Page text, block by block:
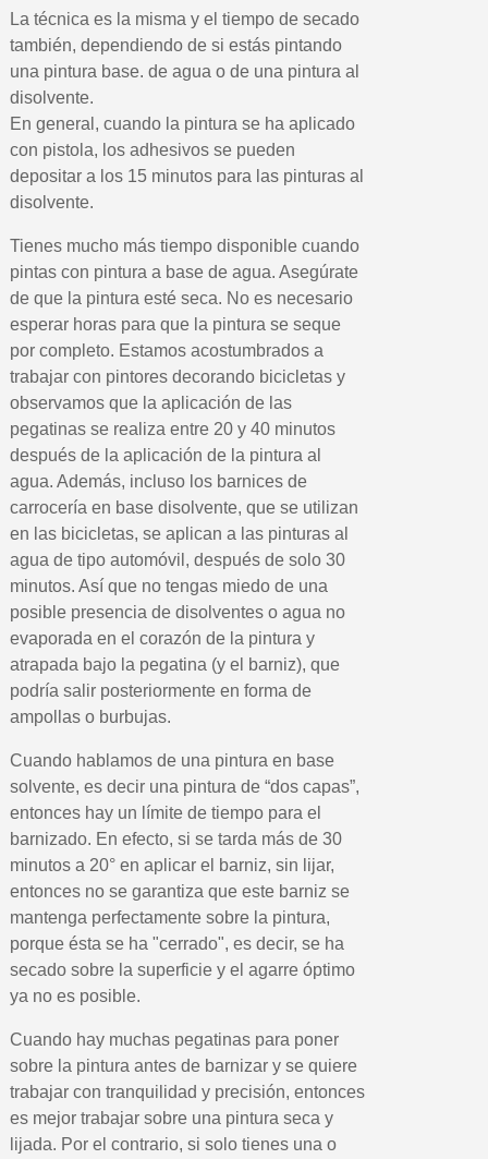
La técnica es la misma y el tiempo de secado
también, dependiendo de si estás pintando
una pintura base. de agua o de una pintura al
disolvente.
En general, cuando la pintura se ha aplicado
con pistola, los adhesivos se pueden
depositar a los 15 minutos para las pinturas al
disolvente.
Tienes mucho más tiempo disponible cuando
pintas con pintura a base de agua. Asegúrate
de que la pintura esté seca. No es necesario
esperar horas para que la pintura se seque
por completo. Estamos acostumbrados a
trabajar con pintores decorando bicicletas y
observamos que la aplicación de las
pegatinas se realiza entre 20 y 40 minutos
después de la aplicación de la pintura al
agua. Además, incluso los barnices de
carrocería en base disolvente, que se utilizan
en las bicicletas, se aplican a las pinturas al
agua de tipo automóvil, después de solo 30
minutos. Así que no tengas miedo de una
posible presencia de disolventes o agua no
evaporada en el corazón de la pintura y
atrapada bajo la pegatina (y el barniz), que
podría salir posteriormente en forma de
ampollas o burbujas.
Cuando hablamos de una pintura en base
solvente, es decir una pintura de “dos capas”,
entonces hay un límite de tiempo para el
barnizado. En efecto, si se tarda más de 30
minutos a 20° en aplicar el barniz, sin lijar,
entonces no se garantiza que este barniz se
mantenga perfectamente sobre la pintura,
porque ésta se ha "cerrado", es decir, se ha
secado sobre la superficie y el agarre óptimo
ya no es posible.
Cuando hay muchas pegatinas para poner
sobre la pintura antes de barnizar y se quiere
trabajar con tranquilidad y precisión, entonces
es mejor trabajar sobre una pintura seca y
lijada. Por el contrario, si solo tienes una o